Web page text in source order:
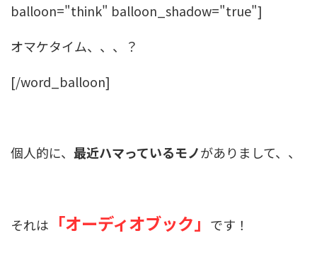
balloon="think" balloon_shadow="true"]
オマケタイム、、、？
[/word_balloon]
個人的に、 最近ハマっているモノがありまして、、
それは 「オーディオブック」 です！